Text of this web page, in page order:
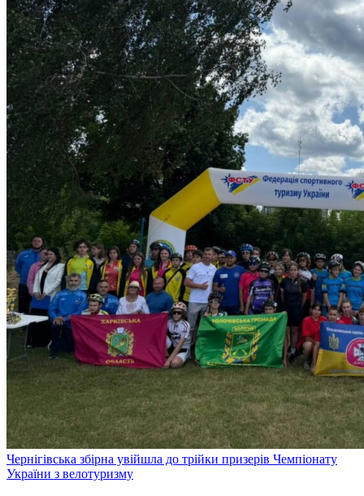
Чернігівська збірна увійшла до трійки призерів Чемпіонату
України з велотуризму